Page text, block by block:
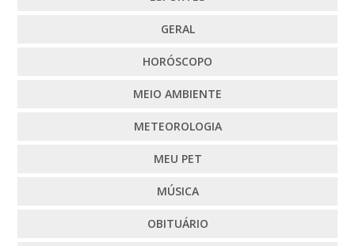
GERAL
HORÓSCOPO
MEIO AMBIENTE
METEOROLOGIA
MEU PET
MÚSICA
OBITUÁRIO